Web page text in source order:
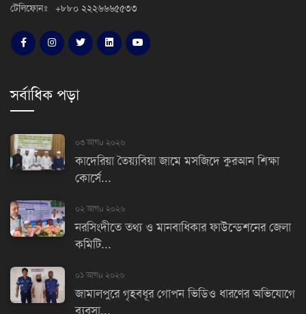
টেলিফোনঃ +৮৮০ ২২২৬৬৬৫৫৩৩
সর্বাধিক পড়া
০৩ আগu ২০২৬
কাদেরিয়া তৈয়্যবিয়া জামে মসজিদে কুরআন শিক্ষা
কোর্সে...
০২ আগu ২০২৬
নরসিংদীতে তথ্য ও মানবাধিকার ফাউন্ডেশনের জেলা
কমিটি...
০১ আগu ২০২৬
জামালপুরে গৃহবধূর গোপন ভিডিও ধারণের অভিযোগে